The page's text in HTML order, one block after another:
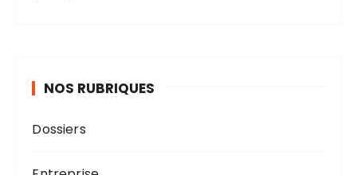
NOS RUBRIQUES
Dossiers